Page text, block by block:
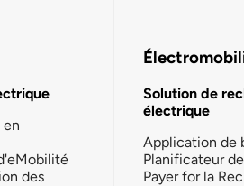
en
des
Solution de
électrique
Application de
Planificateur
Payer for la